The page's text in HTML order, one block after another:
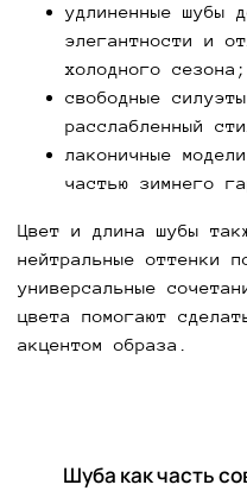
удлиненные шубы
элегантности и
холодного сезона;
свободные
расслабленный
лаконичные
частью зимнего
Цвет и длина шубы
нейтральные оттенки
универсальные
цвета помогают
акцентом образа.
Шуба как часть